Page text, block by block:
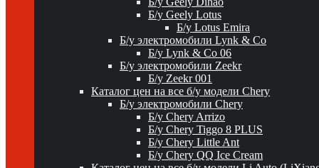
Б/у Geely Lotus
Б/у Lotus Emira
Б/у электромобили Lynk & Co
Б/у Lynk & Co 06
Б/у электромобили Zeekr
Б/у Zeekr 001
Каталог цен на все б/у модели Chery
Б/у электромобили Chery
Б/у Chery Arrizo
Б/у Chery Tiggo 8 PLUS
Б/у Chery Little Ant
Б/у Chery QQ Ice Cream